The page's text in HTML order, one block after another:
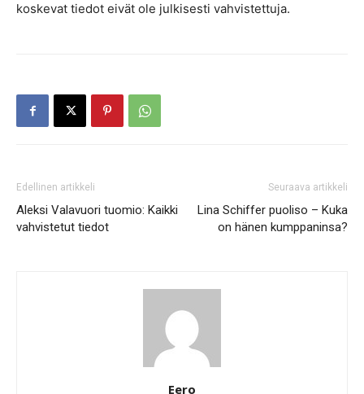
koskevat tiedot eivät ole julkisesti vahvistettuja.
Edellinen artikkeli
Aleksi Valavuori tuomio: Kaikki
vahvistetut tiedot
Seuraava artikkeli
Lina Schiffer puoliso – Kuka
on hänen kumppaninsa?
Eero